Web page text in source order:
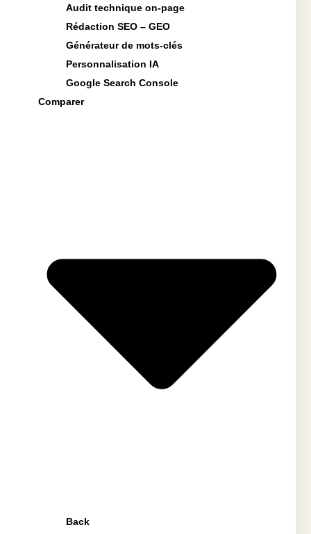
Audit technique on-page
Rédaction SEO – GEO
Générateur de mots-clés
Personnalisation IA
Google Search Console
Comparer
Back